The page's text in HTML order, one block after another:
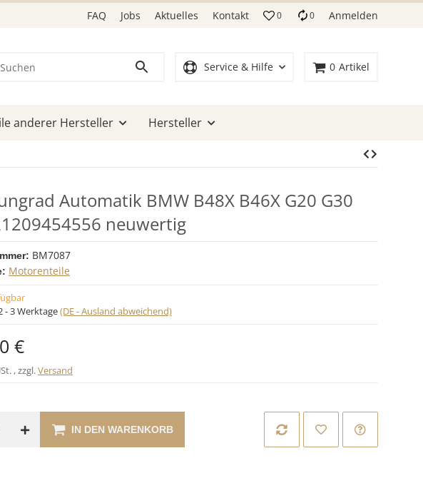
FAQ Jobs Aktuelles Kontakt 0 0 Anmelden
Service & Hilfe 0 Artikel
anderer Hersteller Hersteller
Automatik BMW B48X B46X G20 G30
neuwertig
BM7087
Motorenteile
- 3 Werktage(DE - Ausland abweichend)
€
, zzgl.Versand
IN DEN WARENKORB